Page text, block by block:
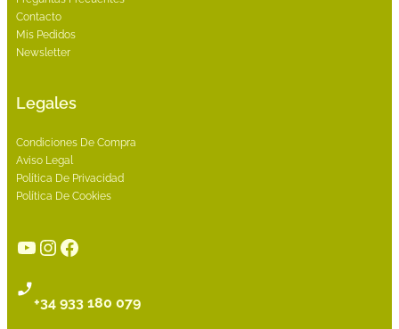
Contacto
Mis Pedidos
Newsletter
Legales
Condiciones De Compra
Aviso Legal
Política De Privacidad
Política De Cookies
YouTube
Instagram
Facebook
+34 933 180 079